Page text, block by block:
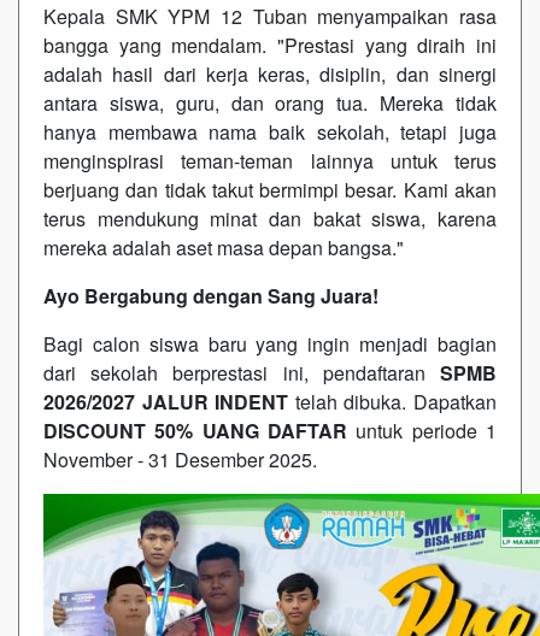
Kepala SMK YPM 12 Tuban menyampaikan rasa
bangga yang mendalam. "Prestasi yang diraih ini
adalah hasil dari kerja keras, disiplin, dan sinergi
antara siswa, guru, dan orang tua. Mereka tidak
hanya membawa nama baik sekolah, tetapi juga
menginspirasi teman-teman lainnya untuk terus
berjuang dan tidak takut bermimpi besar. Kami akan
terus mendukung minat dan bakat siswa, karena
mereka adalah aset masa depan bangsa."
Ayo Bergabung dengan Sang Juara!
Bagi calon siswa baru yang ingin menjadi bagian
dari sekolah berprestasi ini, pendaftaran SPMB
2026/2027 JALUR INDENT telah dibuka. Dapatkan
DISCOUNT 50% UANG DAFTAR untuk periode 1
November - 31 Desember 2025.